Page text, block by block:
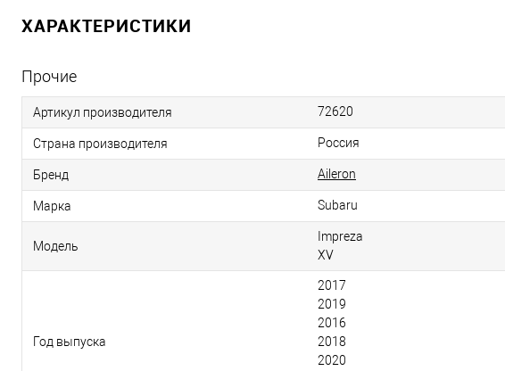
ХАРАКТЕРИСТИКИ
Прочие
Артикул производителя 72620
Страна производителя Россия
Бренд Aileron
Марка Subaru
Модель
Impreza
XV
Год выпуска
2017
2019
2016
2018
2020